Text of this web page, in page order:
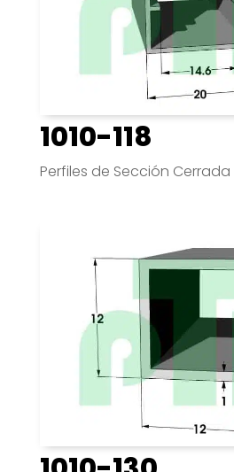
1010-118
Perfiles de Sección Cerrada